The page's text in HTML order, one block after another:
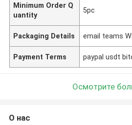
Minimum Order Q
uantity
5pc
Packaging Details email teams
Payment Terms paypal usdt
Осмотрите
О нас